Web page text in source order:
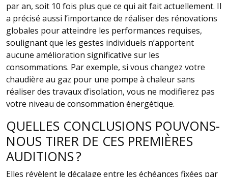
par an, soit 10 fois plus que ce qui ait fait actuellement. Il
a précisé aussi l’importance de réaliser des rénovations
globales pour atteindre les performances requises,
soulignant que les gestes individuels n’apportent
aucune amélioration significative sur les
consommations. Par exemple, si vous changez votre
chaudière au gaz pour une pompe à chaleur sans
réaliser des travaux d’isolation, vous ne modifierez pas
votre niveau de consommation énergétique.
QUELLES CONCLUSIONS POUVONS-
NOUS TIRER DE CES PREMIÈRES
AUDITIONS ?
Elles révèlent le décalage entre les échéances fixées par